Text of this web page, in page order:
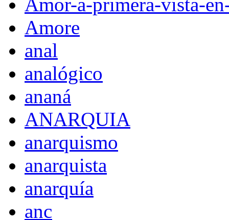
Amor-a-primera-vista-
Amore
anal
analógico
ananá
ANARQUIA
anarquismo
anarquista
anarquía
anc